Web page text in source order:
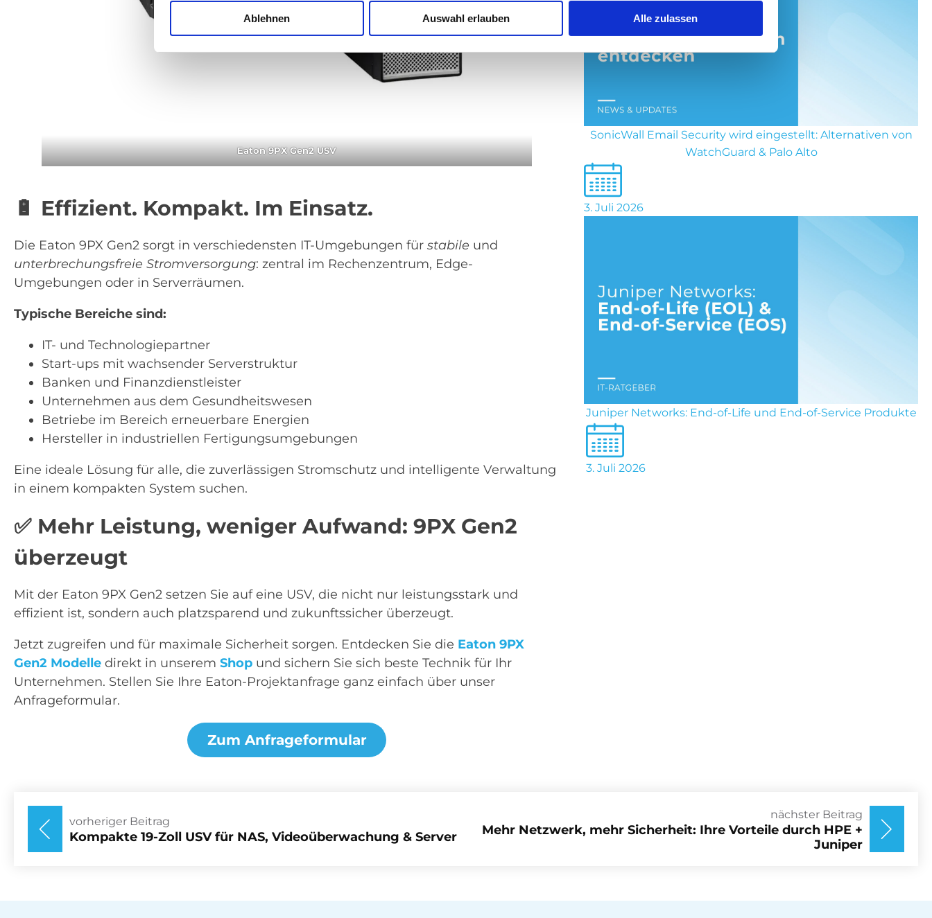
Ablehnen Auswahl erlauben Alle zulassen
Eaton 9PX Gen2 USV
🔋 Effizient. Kompakt. Im Einsatz.
Die Eaton 9PX Gen2 sorgt in verschiedensten IT-Umgebungen für stabile und
unterbrechungsfreie Stromversorgung: zentral im Rechenzentrum, Edge-
Umgebungen oder in Serverräumen.
Typische Bereiche sind:
IT- und Technologiepartner
Start-ups mit wachsender Serverstruktur
Banken und Finanzdienstleister
Unternehmen aus dem Gesundheitswesen
Betriebe im Bereich erneuerbare Energien
Hersteller in industriellen Fertigungsumgebungen
Eine ideale Lösung für alle, die zuverlässigen Stromschutz und intelligente Verwaltung
in einem kompakten System suchen.
✅ Mehr Leistung, weniger Aufwand: 9PX Gen2
überzeugt
Mit der Eaton 9PX Gen2 setzen Sie auf eine USV, die nicht nur leistungsstark und
effizient ist, sondern auch platzsparend und zukunftssicher überzeugt.
Jetzt zugreifen und für maximale Sicherheit sorgen. Entdecken Sie die Eaton 9PX
Gen2 Modelle direkt in unserem Shop und sichern Sie sich beste Technik für Ihr
Unternehmen. Stellen Sie Ihre Eaton-Projektanfrage ganz einfach über unser
Anfrageformular.
Zum Anfrageformular
SonicWall Email Security wird eingestellt: Alternativen von
WatchGuard & Palo Alto
3. Juli 2026
Juniper Networks: End-of-Life und End-of-Service Produkte
3. Juli 2026
vorheriger Beitrag
Kompakte 19-Zoll USV für NAS, Videoüberwachung & Server
nächster Beitrag
Mehr Netzwerk, mehr Sicherheit: Ihre Vorteile durch HPE +
Juniper